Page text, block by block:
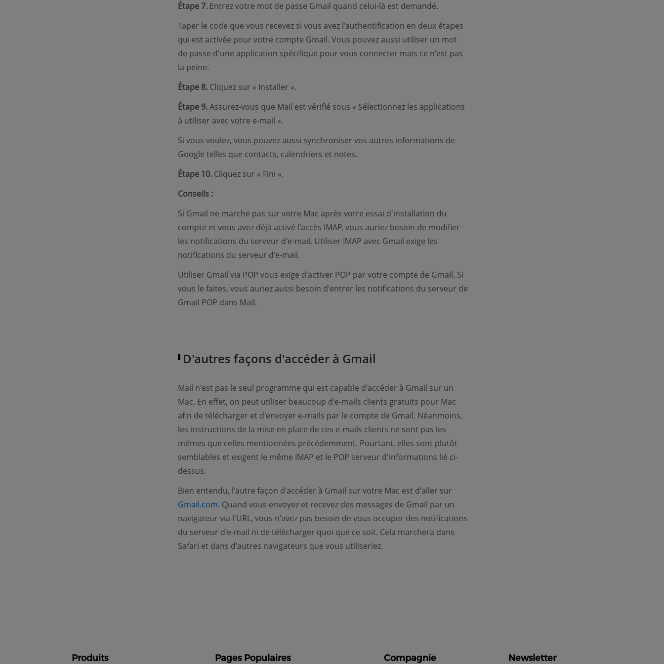
Étape 7.Entrez votre mot de passe Gmail quand celui-là est demandé.
Taper le code que vous recevez si vous avez l'authentification en deux étapes
qui est activée pour votre compte Gmail. Vous pouvez aussi utiliser un mot
de passe d'une application spécifique pour vous connecter mais ce n'est pas
la peine.
Étape 8.Cliquez sur « Installer ».
Étape 9.Assurez-vous que Mail est vérifié sous « Sélectionnez les applications
à utiliser avec votre e-mail ».
Si vous voulez, vous pouvez aussi synchroniser vos autres informations de
Google telles que contacts, calendriers et notes.
Étape 10.Cliquez sur « Fini ».
Conseils :
Si Gmail ne marche pas sur votre Mac après votre essai d'installation du
compte et vous avez déjà activé l'accès IMAP, vous auriez besoin de modifier
les notifications du serveur d'e-mail. Utiliser IMAP avec Gmail exige les
notifications du serveur d'e-mail.
Utiliser Gmail via POP vous exige d'activer POP par votre compte de Gmail. Si
vous le faites, vous auriez aussi besoin d'entrer les notifications du serveur de
Gmail POP dans Mail.
D'autres façons d'accéder à Gmail
Mail n'est pas le seul programme qui est capable d'accéder à Gmail sur un
Mac. En effet, on peut utiliser beaucoup d'e-mails clients gratuits pour Mac
afin de télécharger et d'envoyer e-mails par le compte de Gmail. Néanmoins,
les instructions de la mise en place de ces e-mails clients ne sont pas les
mêmes que celles mentionnées précédemment. Pourtant, elles sont plutôt
semblables et exigent le même IMAP et le POP serveur d'informations lié ci-
dessus.
Bien entendu, l'autre façon d'accéder à Gmail sur votre Mac est d'aller sur
Gmail.com. Quand vous envoyez et recevez des messages de Gmail par un
navigateur via l'URL, vous n'avez pas besoin de vous occuper des notifications
du serveur d'e-mail ni de télécharger quoi que ce soit. Cela marchera dans
Safari et dans d'autres navigateurs que vous utiliseriez.
Produits Pages Populaires Compagnie Newsletter